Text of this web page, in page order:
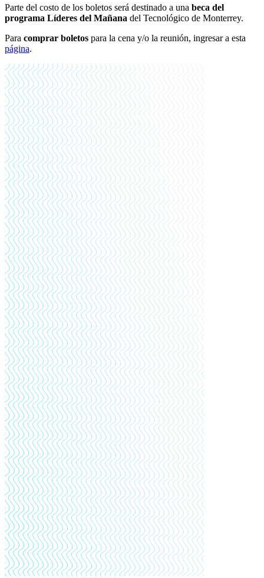
Parte del costo de los boletos será destinado a una beca del
programa Líderes del Mañana del Tecnológico de Monterrey.
Para comprar boletos para la cena y/o la reunión, ingresar a esta
página.